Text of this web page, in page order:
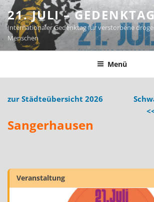
Zum
Inhalt
springen
21. JULI –
Internationaler Gedenktag für verstorbene
Menschen
Menü
zur Städteübersicht 2026
Sangerhausen
Veranstaltung